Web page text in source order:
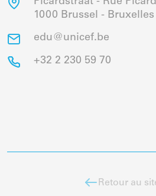
1000 Brussel - Bruxelles
edu@unicef.be
+32 2 230 59 70
Retour au